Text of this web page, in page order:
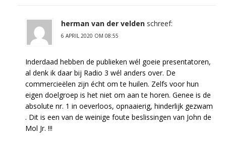
herman van der velden schreef:
6 APRIL 2020 OM 08:55
Inderdaad hebben de publieken wél goeie presentatoren,
al denk ik daar bij Radio 3 wél anders over. De
commercieëlen zijn écht om te huilen. Zelfs voor hun
eigen doelgroep is het niet om aan te horen. Genee is de
absolute nr. 1 in oeverloos, opnaaierig, hinderlijk gezwam
. Dit is een van de weinige foute beslissingen van John de
Mol Jr. !!!